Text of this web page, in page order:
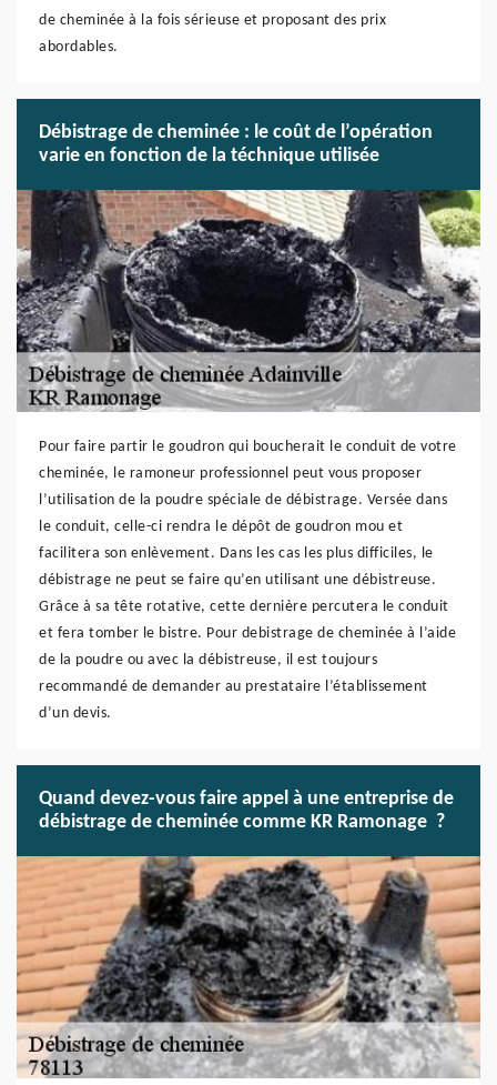
de cheminée à la fois sérieuse et proposant des prix
abordables.
Débistrage de cheminée : le coût de l’opération
varie en fonction de la téchnique utilisée
Pour faire partir le goudron qui boucherait le conduit de votre
cheminée, le ramoneur professionnel peut vous proposer
l’utilisation de la poudre spéciale de débistrage. Versée dans
le conduit, celle-ci rendra le dépôt de goudron mou et
facilitera son enlèvement. Dans les cas les plus difficiles, le
débistrage ne peut se faire qu’en utilisant une débistreuse.
Grâce à sa tête rotative, cette dernière percutera le conduit
et fera tomber le bistre. Pour debistrage de cheminée à l’aide
de la poudre ou avec la débistreuse, il est toujours
recommandé de demander au prestataire l’établissement
d’un devis.
Quand devez-vous faire appel à une entreprise de
débistrage de cheminée comme KR Ramonage ?